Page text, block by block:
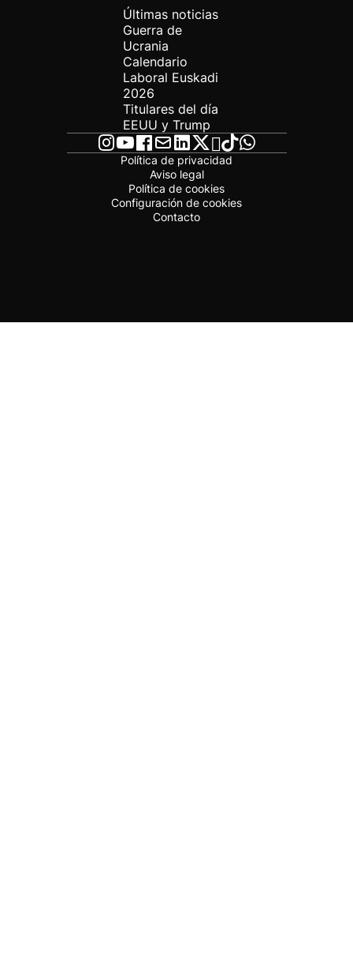
Últimas noticias
Guerra de
Ucrania
Calendario
Laboral Euskadi
2026
Titulares del día
EEUU y Trump
Política de privacidad
Aviso legal
Política de cookies
Configuración de cookies
Contacto